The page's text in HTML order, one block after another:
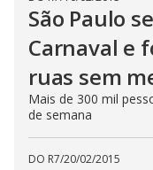
São Paulo
Carnaval e
ruas sem
Mais de 300 mil
de semana
DO R7/20/02/2015